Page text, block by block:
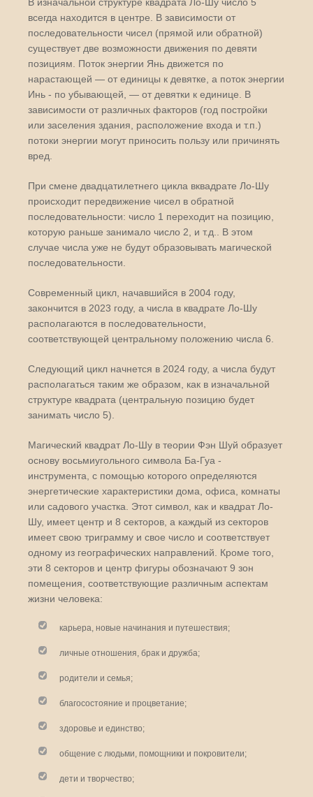
всегда находится в центре. В зависимости от
последовательности чисел (прямой или обратной)
существует две возможности движения по девяти
позициям. Поток энергии Янь движется по
нарастающей — от единицы к девятке, а поток энергии
Инь - по убывающей, — от девятки к единице. В
зависимости от различных факторов (год постройки
или заселения здания, расположение входа и т.п.)
потоки энергии могут приносить пользу или причинять
вред.
При смене двадцатилетнего цикла вквадрате Ло-Шу
происходит передвижение чисел в обратной
последовательности: число 1 переходит на позицию,
которую раньше занимало число 2, и т.д.. В этом
случае числа уже не будут образовывать магической
последовательности.
Современный цикл, начавшийся в 2004 году,
закончится в 2023 году, а числа в квадрате Ло-Шу
располагаются в последовательности,
соответствующей центральному положению числа 6.
Следующий цикл начнется в 2024 году, а числа будут
располагаться таким же образом, как в изначальной
структуре квадрата (центральную позицию будет
занимать число 5).
Магический квадрат Ло-Шу в теории Фэн Шуй образует
основу восьмиугольного символа Ба-Гуа -
инструмента, с помощью которого определяются
энергетические характеристики дома, офиса, комнаты
или садового участка. Этот символ, как и квадрат Ло-
Шу, имеет центр и 8 секторов, а каждый из секторов
имеет свою триграмму и свое число и соответствует
одному из географических направлений. Кроме того,
эти 8 секторов и центр фигуры обозначают 9 зон
помещения, соответствующие различным аспектам
жизни человека:
карьера, новые начинания и путешествия;
личные отношения, брак и дружба;
родители и семья;
благосостояние и процветание;
здоровье и единство;
общение с людьми, помощники и покровители;
дети и творчество;